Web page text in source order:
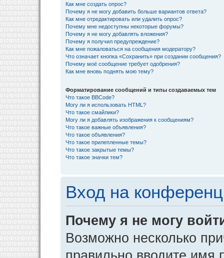
Как мне создать опрос?
Почему я не могу добавить больше вариантов ответа?
Как мне отредактировать или удалить опрос?
Почему мне недоступны некоторые форумы?
Почему я не могу добавлять вложения?
Почему я получил предупреждение?
Как мне пожаловаться на сообщения модератору?
Что означает кнопка «Сохранить» при создании сообщения?
Почему моё сообщение требует одобрения?
Как мне вновь поднять мою тему?
Форматирование сообщений и типы создаваемых тем
Что такое BBCode?
Могу ли я использовать HTML?
Что такое смайлики?
Могу ли я добавлять изображения к сообщениям?
Что такое важные объявления?
Что такое объявления?
Что такое прилепленные темы?
Что такое закрытые темы?
Что такое значки тем?
Вход на
Почему я не могу
Возможно несколько